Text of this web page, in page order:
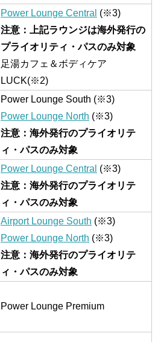
Power Lounge Central (※3)
注意：上記ラウンジは海外発行の
プライオリティ・パスのみ対象
足湯カフェ＆ボディケア
LUCK(※2)
Power Lounge South (※3)
Power Lounge North (※3)
注意：海外発行のプライオリテ
ィ・パスのみ対象
Power Lounge Central (※3)
注意：海外発行のプライオリテ
ィ・パスのみ対象
Airport Lounge South (※3)
Power Lounge North (※3)
注意：海外発行のプライオリテ
ィ・パスのみ対象
Power Lounge Premium